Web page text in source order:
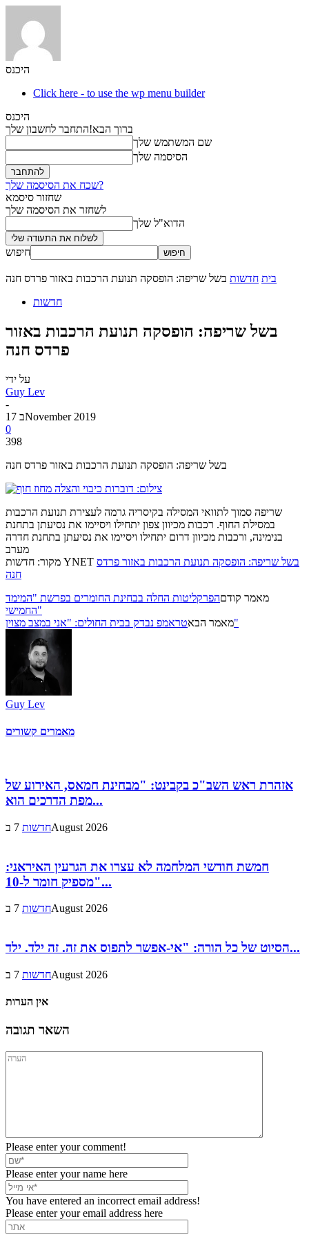
היכנס
Click here - to use the wp menu builder
היכנס
ברוך הבא!התחבר לחשבון שלך
שם המשתמש שלך
הסיסמה שלך
שכח את הסיסמה שלך?
שחזור סיסמא
לשחזר את הסיסמה שלך
הדוא"ל שלך
חיפוש
בית חדשות בשל שריפה: הופסקה תנועת הרכבות באזור פרדס חנה
חדשות
בשל שריפה: הופסקה תנועת הרכבות באזור
פרדס חנה
על ידי
Guy Lev
-
17 בNovember 2019
0
398
בשל שריפה: הופסקה תנועת הרכבות באזור פרדס חנה
שריפה סמוך לתוואי המסילה בקיסריה גרמה לעצירת תנועת הרכבות
במסילת החוף. רכבות מכיוון צפון יתחילו ויסיימו את נסיעתן בתחנת
בנימינה, ורכבות מכיוון דרום יתחילו ויסיימו את נסיעתן בתחנת חדרה
מערב
מקור: חדשות YNET בשל שריפה: הופסקה תנועת הרכבות באזור פרדס
חנה
מאמר קודםהפרקליטות החלה בבחינת החומרים בפרשת "המימד
החמישי"
מאמר הבאטראמפ נבדק בבית החולים: "אני במצב מצוין"
Guy Lev
מאמרים קשורים
אזהרת ראש השב"כ בקבינט: "מבחינת חמאס, האירוע של
מפת הדרכים הוא...
חדשות7 בAugust 2026
חמשת חודשי המלחמה לא עצרו את הגרעין האיראני:
"מספיק חומר ל-10...
חדשות7 בAugust 2026
הסיוט של כל הורה: "אי-אפשר לתפוס את זה. זה ילד. ילד...
חדשות7 בAugust 2026
אין הערות
השאר תגובה
Please enter your comment!
Please enter your name here
You have entered an incorrect email address!
Please enter your email address here